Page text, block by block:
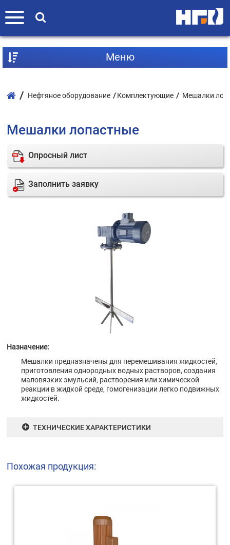
Mеню
Нефтяное оборудование Комплектующие Мешалки
Мешалки лопастные
Опросный лист
Заполнить заявку
Назначение:
Мешалки предназначены для перемешивания жидкостей,
приготовления однородных водных растворов, создания
маловязких эмульсий, растворения или химической
реакции в жидкой среде, гомогенизации легко подвижных
жидкостей.
ТЕХНИЧЕСКИЕ ХАРАКТЕРИСТИКИ
Похожая продукция: